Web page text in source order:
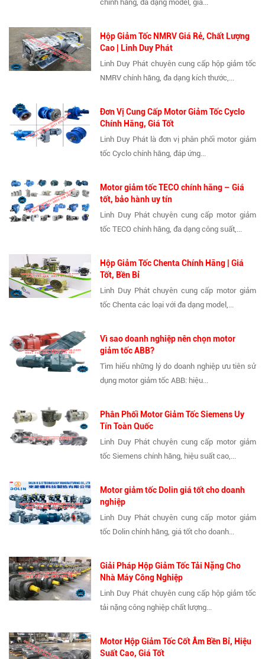
chính hãng, đa dạng model, giá...
Hộp Giảm Tốc NMRV Giá Rẻ, Chất Lượng
Cao | Linh Duy Phát
Linh Duy Phát chuyên cung cấp hộp giảm tốc
NMRV chính hãng, đa dạng kích thước,...
Đơn Vị Cung Cấp Motor Giảm Tốc Cyclo
Chính Hãng, Giá Tốt
Linh Duy Phát là đơn vị phân phối motor giảm
tốc Cyclo chính hãng, đáp ứng...
Motor giảm tốc TECO chính hãng – Giá
tốt, bảo hành uy tín
Linh Duy Phát chuyên cung cấp motor giảm
tốc TECO chính hãng, đa dạng công suất,...
Hộp Giảm Tốc Chenta Chính Hãng | Giá
Tốt, Bền Bỉ
Linh Duy Phát chuyên cung cấp motor giảm
tốc Chenta các loại với đa dạng model,...
Vì sao doanh nghiệp nên chọn motor
giảm tốc ABB?
Tìm hiểu những lý do doanh nghiệp ưu tiên sử
dụng motor giảm tốc ABB: hiệu...
Phân Phối Motor Giảm Tốc Siemens Uy
Tín Toàn Quốc
Linh Duy Phát chuyên cung cấp motor giảm
tốc Siemens chính hãng, hiệu suất cao,...
Motor giảm tốc Dolin giá tốt cho doanh
nghiệp
Linh Duy Phát chuyên cung cấp motor giảm
tốc Dolin chính hãng, giá tốt cho doanh...
Giải Pháp Hộp Giảm Tốc Tải Nặng Cho
Nhà Máy Công Nghiệp
Linh Duy Phát chuyên cung cấp hộp giảm tốc
tải nặng công nghiệp chất lượng...
Motor Hộp Giảm Tốc Cốt Âm Bền Bỉ, Hiệu
Suất Cao, Giá Tốt